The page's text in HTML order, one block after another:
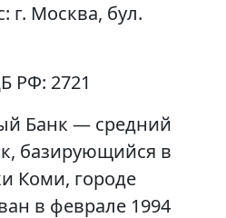
г. Москва, бул.
РФ: 2721
Банк — средний
базирующийся в
Коми, городе
в феврале 1994